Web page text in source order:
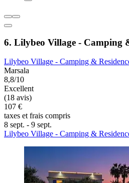
6. Lilybeo Village - Camping
Lilybeo Village - Camping &
Marsala
8,8/10
Excellent
(18 avis)
107 €
taxes et frais compris
8 sept. - 9 sept.
Lilybeo Village - Camping &